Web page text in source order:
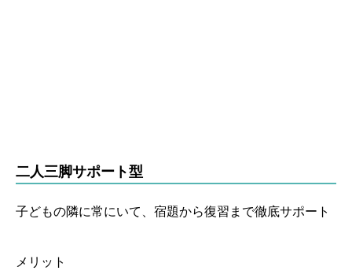
二人三脚サポート型
子どもの隣に常にいて、宿題から復習まで徹底サポート
メリット